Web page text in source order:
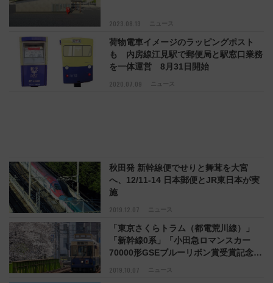
2023.08.13 ニュース
2020.07.09 ニュース
荷物電車イメージのラッピングポスト
も 内房線江見駅で郵便局と駅窓口業務
を一体運営 8月31日開始
2019.12.07 ニュース
秋田発 新幹線便でせりと舞茸を大宮
へ、12/11-14 日本郵便とJR東日本が実
施
2019.10.07 ニュース
「東京さくらトラム（都電荒川線）」
「新幹線0系」「小田急ロマンスカー
70000形GSEブルーリボン賞受賞記念」